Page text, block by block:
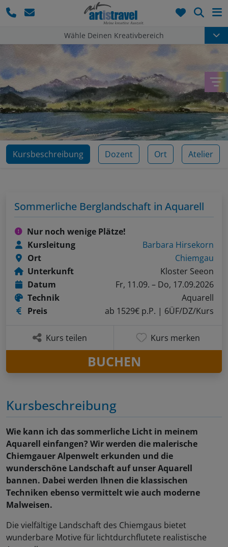
Wähle Deinen Kreativbereich
Kursbeschreibung Dozent Ort Atelier
Kursbeschreibung
Wie kann ich das sommerliche Licht in meinem
Aquarell einfangen? Wir werden die malerische
Chiemgauer Alpenwelt erkunden und die
wunderschöne Landschaft auf unser Aquarell
bannen. Dabei werden Ihnen die klassischen
Techniken ebenso vermittelt wie auch moderne
Malweisen.
Die vielfältige Landschaft des Chiemgaus bietet
wunderbare Motive für lichtdurchflutete realistische
Sommerliche Berglandschaft in Aquarell
Nur noch wenige Plätze!
Kursleitung
Barbara Hirsekorn
Ort
Chiemgau
Unterkunft
Kloster Seeon
Datum
Fr, 11.09. – Do, 17.09.2026
Technik
Aquarell
Preis
ab 1529€ p.P. | 6ÜF/DZ/Kurs
Kurs teilen Kurs merken
BUCHEN